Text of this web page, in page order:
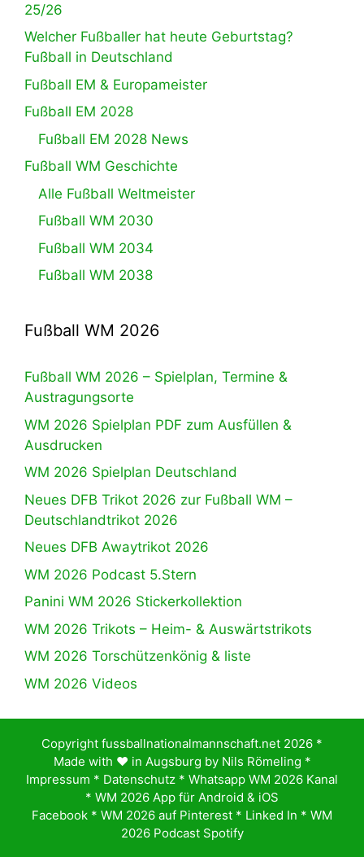
25/26
Welcher Fußballer hat heute Geburtstag?
Fußball in Deutschland
Fußball EM & Europameister
Fußball EM 2028
Fußball EM 2028 News
Fußball WM Geschichte
Alle Fußball Weltmeister
Fußball WM 2030
Fußball WM 2034
Fußball WM 2038
Fußball WM 2026
Fußball WM 2026 – Spielplan, Termine &
Austragungsorte
WM 2026 Spielplan PDF zum Ausfüllen &
Ausdrucken
WM 2026 Spielplan Deutschland
Neues DFB Trikot 2026 zur Fußball WM –
Deutschlandtrikot 2026
Neues DFB Awaytrikot 2026
WM 2026 Podcast 5.Stern
Panini WM 2026 Stickerkollektion
WM 2026 Trikots – Heim- & Auswärtstrikots
WM 2026 Torschützenkönig & liste
WM 2026 Videos
Copyright fussballnationalmannschaft.net 2026 *
Made with ♥️ in Augsburg by Nils Römeling *
Impressum * Datenschutz * Whatsapp WM 2026 Kanal
* WM 2026 App für Android & iOS
Facebook * WM 2026 auf Pinterest * Linked In * WM
2026 Podcast Spotify